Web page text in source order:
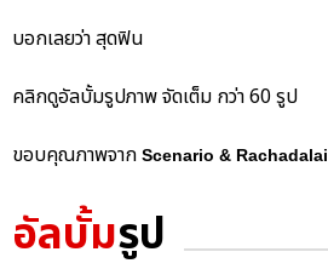
บอกเลยว่า สุดฟิน
คลิกดูอัลบั้มรูปภาพ จัดเต็ม กว่า 60 รูป
ขอบคุณภาพจาก Scenario & Rachadalai
อัลบั้มรูป